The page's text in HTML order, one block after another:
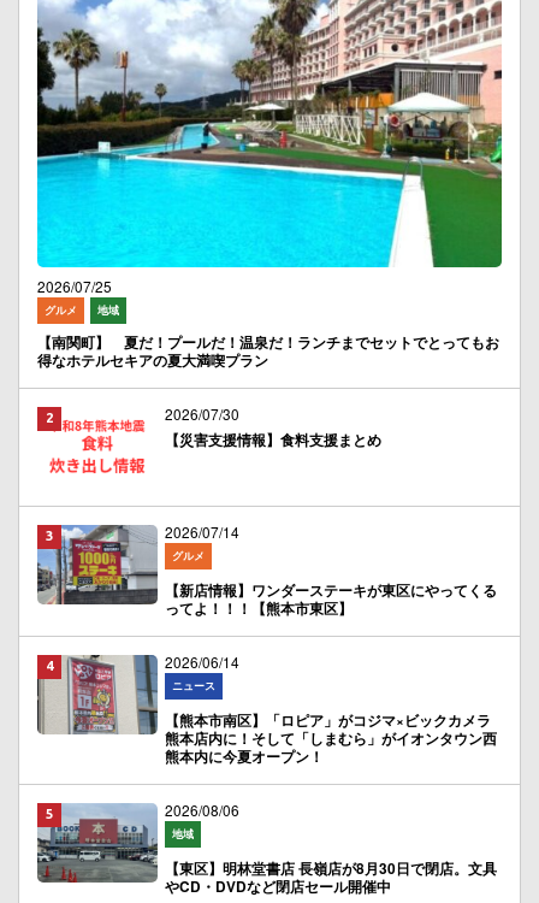
2026/07/25
グルメ 地域
【南関町】 夏だ！プールだ！温泉だ！ランチまでセットでとってもお
得なホテルセキアの夏大満喫プラン
2026/07/30
【災害支援情報】食料支援まとめ
2026/07/14
グルメ
【新店情報】ワンダーステーキが東区にやってくる
ってよ！！！【熊本市東区】
2026/06/14
ニュース
【熊本市南区】「ロピア」がコジマ×ビックカメラ
熊本店内に！そして「しまむら」がイオンタウン西
熊本内に今夏オープン！
2026/08/06
地域
【東区】明林堂書店 長嶺店が8月30日で閉店。文具
やCD・DVDなど閉店セール開催中